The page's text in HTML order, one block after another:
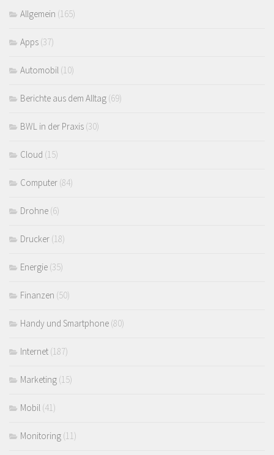
Allgemein (165)
Apps (37)
Automobil (10)
Berichte aus dem Alltag (69)
BWL in der Praxis (30)
Cloud (15)
Computer (84)
Drohne (6)
Drucker (18)
Energie (35)
Finanzen (50)
Handy und Smartphone (80)
Internet (187)
Marketing (15)
Mobil (41)
Monitoring (11)